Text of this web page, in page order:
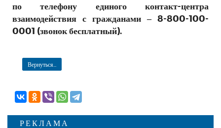
по телефону единого контакт-центра
взаимодействия с гражданами – 8-800-100-
0001 (звонок бесплатный).
Вернуться...
РЕКЛАМА